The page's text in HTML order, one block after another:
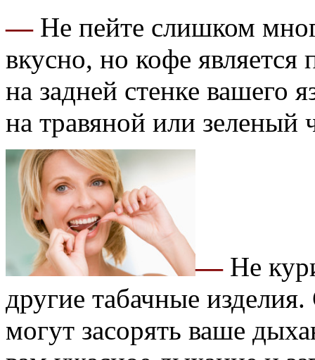
—Не пейте слишком
вкусно, но кофе является
на задней стенке вашего
на травяной или зеленый
— Не
другие табачные
могут засорять ваше